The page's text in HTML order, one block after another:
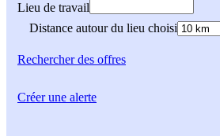
Lieu de travail
Distance autour du lieu choisi
Rechercherdes offres
Créer une alerte